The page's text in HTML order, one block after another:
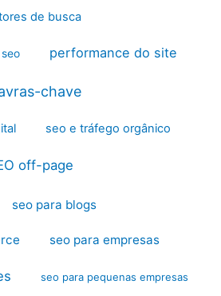
de busca
performance do site
chave
seo e tráfego orgânico
off-page
seo para blogs
seo para empresas
seo para pequenas empresas